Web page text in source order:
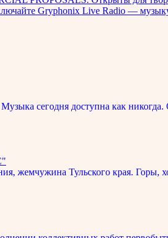
Gryphonix Live Radio —
сегодня доступна как
жемчужина Тульского края.